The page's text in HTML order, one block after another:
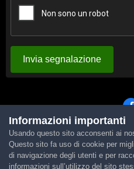
Invia segnalazione
Lingua Tema
Powered by
Informazioni importanti
Usando questo sito acconsenti ai
Questo sito fa uso di cookie per
di navigazione degli utenti e per
informazioni sull’utilizzo del sito